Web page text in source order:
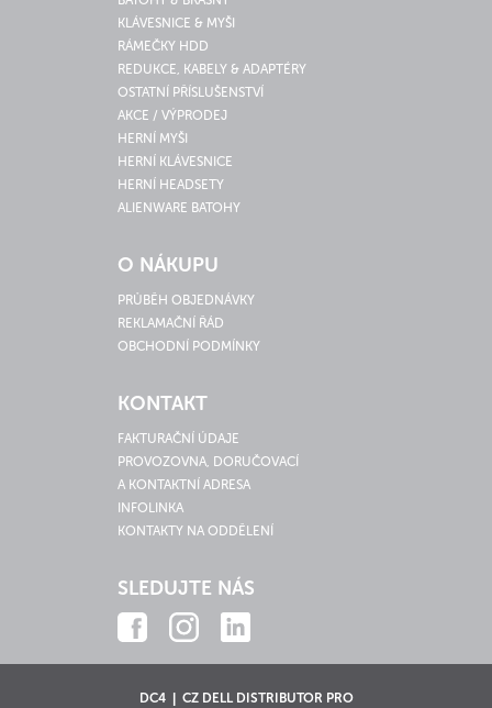
KLÁVESNICE & MYŠI
RÁMEČKY HDD
REDUKCE, KABELY & ADAPTÉRY
OSTATNÍ PŘÍSLUŠENSTVÍ
AKCE / VÝPRODEJ
HERNÍ MYŠI
HERNÍ KLÁVESNICE
HERNÍ HEADSETY
ALIENWARE BATOHY
O NÁKUPU
PRŮBĚH OBJEDNÁVKY
REKLAMAČNÍ ŘÁD
OBCHODNÍ PODMÍNKY
KONTAKT
FAKTURAČNÍ ÚDAJE
PROVOZOVNA, DORUČOVACÍ
A KONTAKTNÍ ADRESA
INFOLINKA
KONTAKTY NA ODDĚLENÍ
SLEDUJTE NÁS
DC4 | CZ DELL DISTRIBUTOR PRO